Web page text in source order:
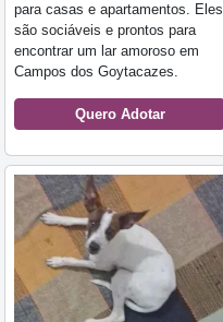
para casas e apartamentos. Eles
são sociáveis e prontos para
encontrar um lar amoroso em
Campos dos Goytacazes.
Quero Adotar